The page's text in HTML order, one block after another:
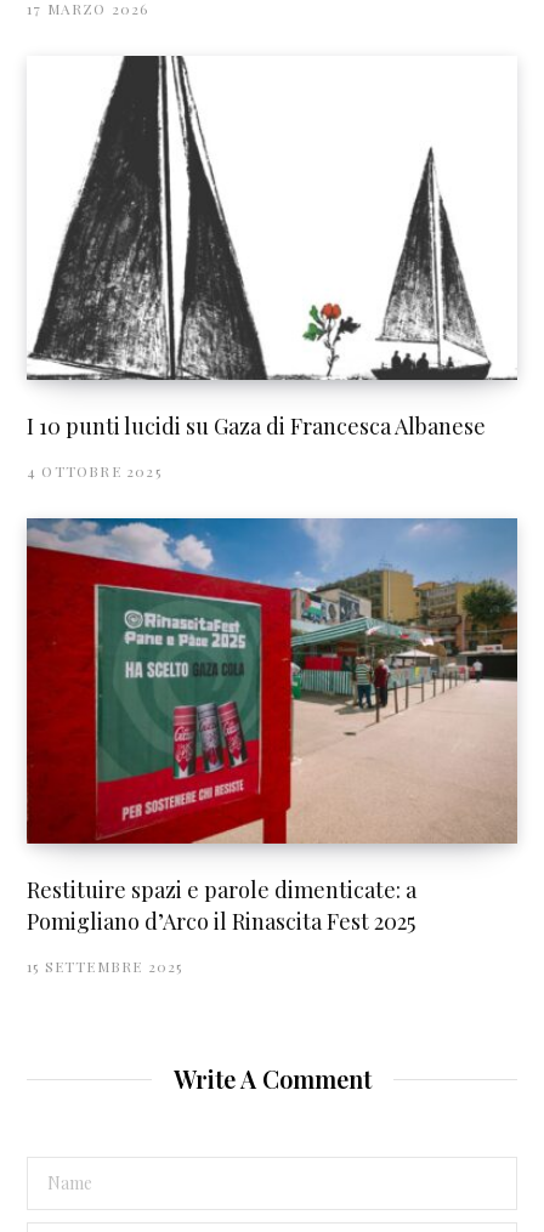
17 MARZO 2026
I 10 punti lucidi su Gaza di Francesca Albanese
4 OTTOBRE 2025
Restituire spazi e parole dimenticate: a
Pomigliano d’Arco il Rinascita Fest 2025
15 SETTEMBRE 2025
Write A Comment